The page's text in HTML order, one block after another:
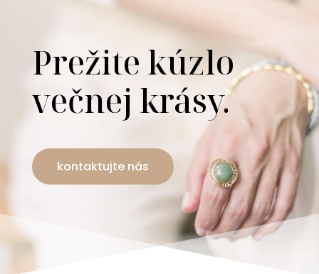
Prežite kúzlo
večnej krásy.
kontaktujte nás